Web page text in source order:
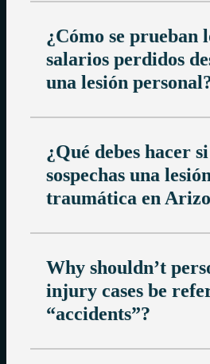
¿Cómo se prueban
salarios perdidos
una lesión
¿Qué debes hacer si
sospechas una
traumática en
Why shouldn’t
injury cases be
“accidents”?